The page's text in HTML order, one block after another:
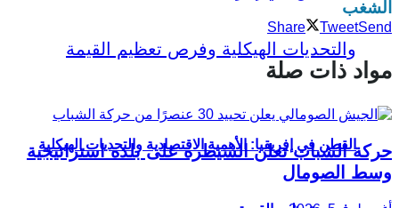
القطن في إفريقيا: الأهمية الاقتصادية والتحديات الهيكلية
الشغب
Share TweetSend
مواد ذات صلة
حركة الشباب تعلن السيطرة على بلدة استراتيجية
وسط الصومال